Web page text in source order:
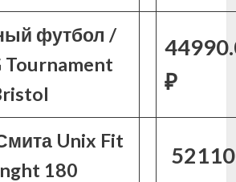
футбол /
Tournament
₽
Unix Fit
180